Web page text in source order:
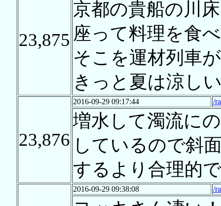
23,875
京都の貴船の川
座って料理を食
そこを運材列車
きっと夏は涼し
23,876
2016-09-29 09:17:44 /
増水して濁流に
しているので斜
するより合理的
2016-09-29 09:38:08 /